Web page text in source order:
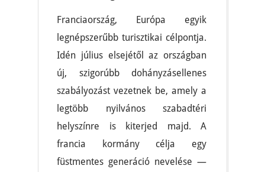
Franciaország, Európa egyik
legnépszerűbb turisztikai célpontja.
Idén július elsejétől az országban
új, szigorúbb dohányzásellenes
szabályozást vezetnek be, amely a
legtöbb nyilvános szabadtéri
helyszínre is kiterjed majd. A
francia kormány célja egy
füstmentes generáció nevelése —